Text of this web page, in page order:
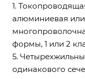
1.
алюминиевая
формы, 1 или 2
5.
одинакового